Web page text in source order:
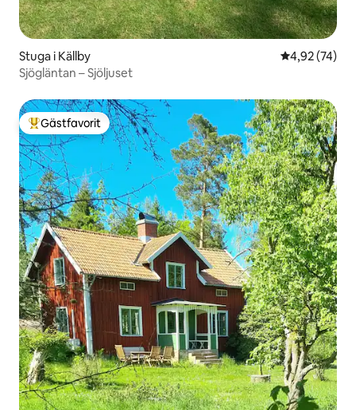
Stuga i Källby 4,92 av 5 i
4,92 (74)
Sjögläntan – Sjöljuset
Populär gästfavorit
Gästfavorit